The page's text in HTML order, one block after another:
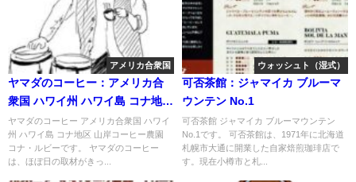
アメリカ合衆国
ヤマダのコーヒー：アメリカ合
衆国 ハワイ州 ハワイ島 コナ地区
山岸コーヒー農園 コナ・ルビー
ヤマダのコーヒー アメリカ合衆国 ハワイ
州 ハワイ島 コナ地区 山岸コーヒー農園
コナ・ルビーです。 ヤマダのコーヒー
は、ほぼ日の取材がきっ...
ウォッシュト（湿式）
可否茶館：ジャマイカ ブルーマ
ウンテン No.1
可否茶館 ジャマイカ ブルーマウンテン
No.1です。 可否茶館は、1971年に北海道
札幌市大通に開業した自家焙煎珈琲店で
す。現在小樽市と札...